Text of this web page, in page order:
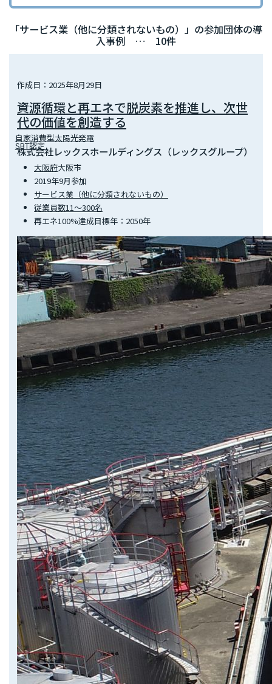
「サービス業（他に分類されないもの）」の参加団体の導
入事例 … 10件
作成日：2025年8月29日
資源循環と再エネで脱炭素を推進し、次世
代の価値を創造する
自家消費型太陽光発電
SBT認定
株式会社レックスホールディングス（レックスグループ）
大阪府大阪市
2019年9月参加
サービス業（他に分類されないもの）
従業員数11～300名
再エネ100%達成目標年：2050年